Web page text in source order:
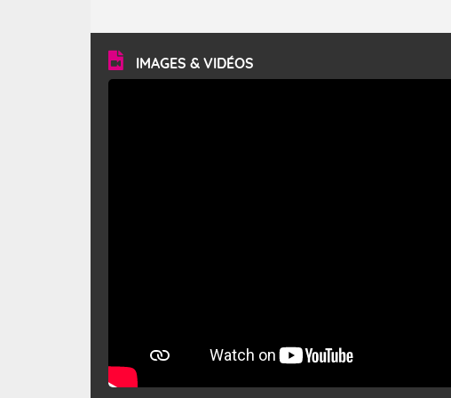
vitesse moyenne de 50 km/h et atteindre 80 à 100 km/h
en rafales, parfois davantage. Il parcourt la basse vallée
du Rhône et la Provence et envahit le littoral
méditerranéen à partir de la Camargue.
IMAGES & VIDÉOS